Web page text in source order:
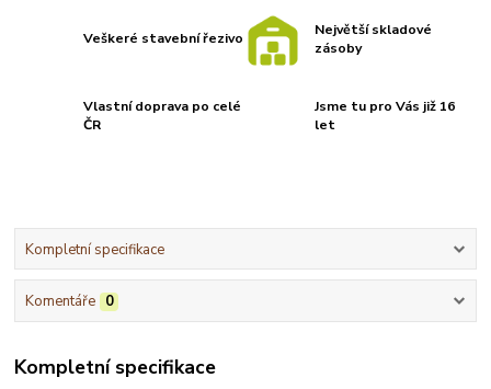
Veškeré stavební řezivo
Největší skladové
zásoby
Vlastní doprava po celé
ČR
Jsme tu pro Vás již 16
let
Kompletní specifikace
Komentáře 0
Kompletní specifikace